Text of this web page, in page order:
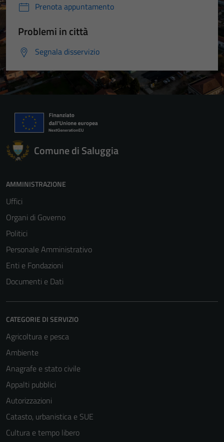
Prenota appuntamento
Problemi in città
Segnala disservizio
Comune di Saluggia
AMMINISTRAZIONE
Uffici
Organi di Governo
Politici
Personale Amministrativo
Enti e Fondazioni
Documenti e Dati
CATEGORIE DI SERVIZIO
Agricoltura e pesca
Ambiente
Anagrafe e stato civile
Appalti pubblici
Autorizzazioni
Catasto, urbanistica e SUE
Cultura e tempo libero
disabilitati.